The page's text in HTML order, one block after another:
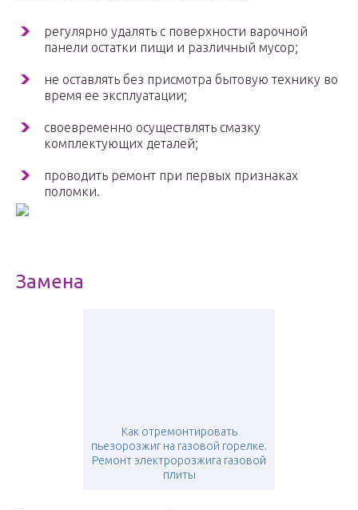
регулярно удалять с поверхности варочной
панели остатки пищи и различный мусор;
не оставлять без присмотра бытовую технику во
время ее эксплуатации;
своевременно осуществлять смазку
комплектующих деталей;
проводить ремонт при первых признаках
поломки.
Замена
Как отремонтировать
пьезорозжиг на газовой горелке.
Ремонт электророзжига газовой
плиты